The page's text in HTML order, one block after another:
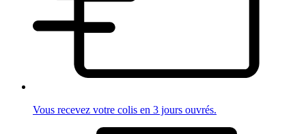
Vous recevez votre colis en 3 jours ouvrés.